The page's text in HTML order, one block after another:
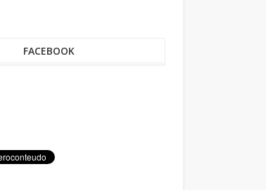
FACEBOOK